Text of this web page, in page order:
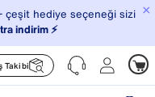
×
çeşit hediye seçeneği sizi
indirim ⚡️
Takibi